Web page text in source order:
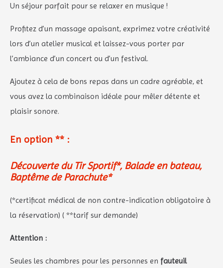
Un séjour parfait pour se relaxer en musique !
Profitez d’un massage apaisant, exprimez votre créativité
lors d’un atelier musical et laissez-vous porter par
l’ambiance d’un concert ou d’un festival.
Ajoutez à cela de bons repas dans un cadre agréable, et
vous avez la combinaison idéale pour mêler détente et
plaisir sonore.
En option ** :
Découverte du Tir Sportif*, Balade en bateau,
Baptême de Parachute*
(*certificat médical de non contre-indication obligatoire à
la réservation) ( **tarif sur demande)
Attention :
Seules les chambres pour les personnes en fauteuil